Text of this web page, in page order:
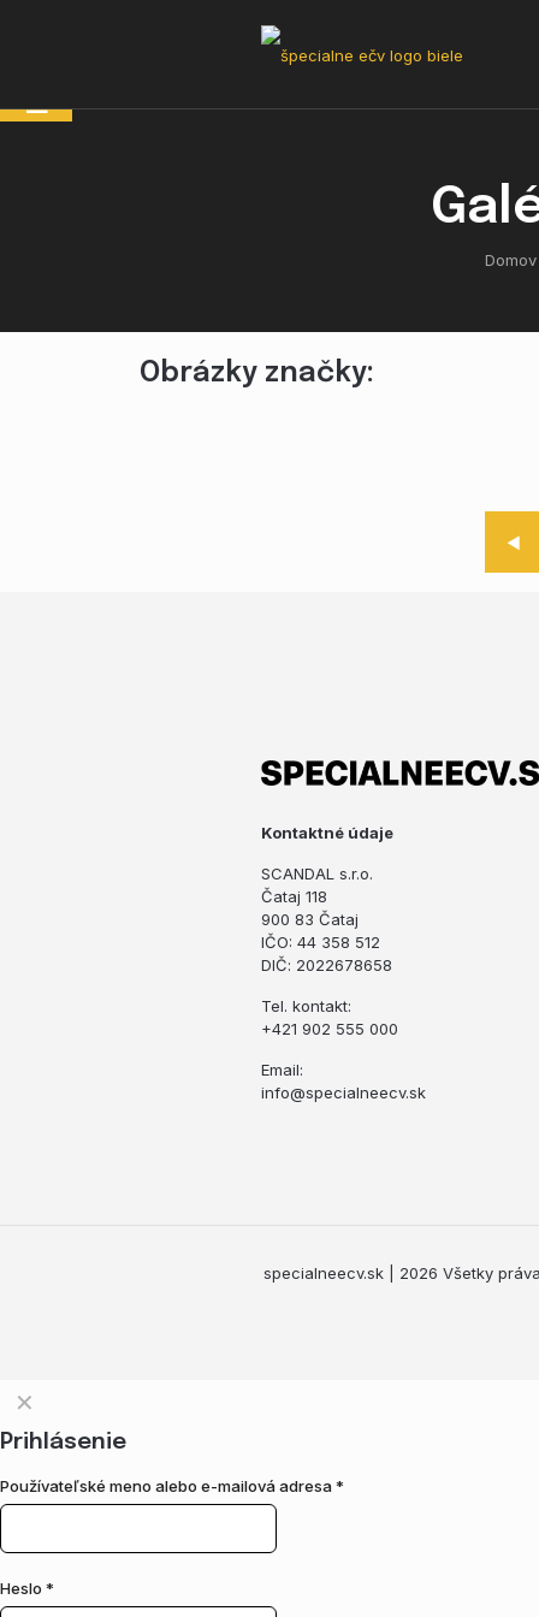
Domov
☰
Obrázky značky:
◀
Kontaktné údaje
SCANDAL s.r.o.
Čataj 118
900 83 Čataj
IČO: 44 358 512
DIČ: 2022678658
Tel. kontakt:
+421 902 555 000
Email:
info@specialneecv.sk
specialneecv.sk | 2026 Všetky
✕
Prihlásenie
Používateľské meno alebo e-mailová adresa*
Heslo *